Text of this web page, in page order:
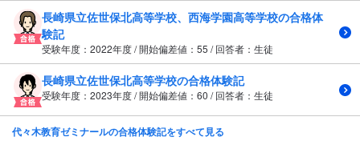
長崎県立佐世保北高等学校、西海学園高等学校の合格体
験記
受験年度：2022年度 / 開始偏差値：55 / 回答者：生徒
長崎県立佐世保北高等学校の合格体験記
受験年度：2023年度 / 開始偏差値：60 / 回答者：生徒
代々木教育ゼミナールの合格体験記をすべて見る